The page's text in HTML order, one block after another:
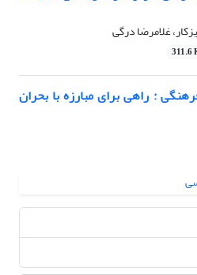
غلامرضا درگی
311.6
: راهی برای مبارزه با بحران